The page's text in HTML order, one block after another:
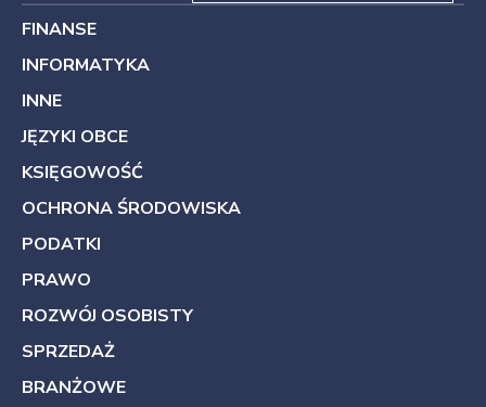
FINANSE
INFORMATYKA
INNE
JĘZYKI OBCE
KSIĘGOWOŚĆ
OCHRONA ŚRODOWISKA
PODATKI
PRAWO
ROZWÓJ OSOBISTY
SPRZEDAŻ
BRANŻOWE